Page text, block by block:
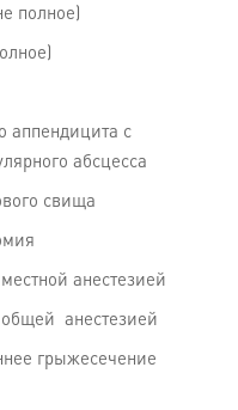
полное)
аппендицита с
абсцесса
свища
анестезией
анестезией
грыжесечение